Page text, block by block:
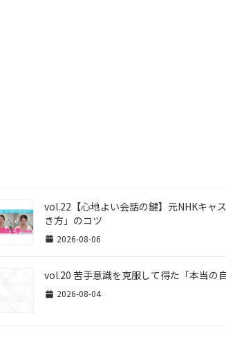
vol.22【心地よい会話の鍵】元NHKキャ
き方」のコツ
2026-08-06
vol.20 苦手意識を克服して得た「本当の
2026-08-04